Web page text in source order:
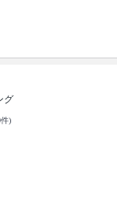
グ
)